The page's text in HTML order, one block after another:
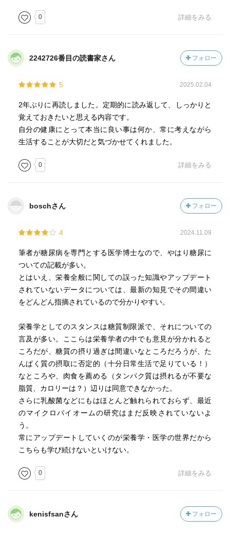
顔の擦り洗いはシワの原因 顔のマッサージもシワを増や
0 詳細をみる
2242726番目の読書家さん フォロー
5 2025.02.04
2年ぶりに再読しました。定期的に読み返して、しっかりと
覚えておきたいと思える内容です。
自分の健康にとって本当に良い事は何か、常に考えながら
生活することが大切だと気づかせてくれました。
0 詳細をみる
boschさん フォロー
4 2024.11.09
筆者が糖尿病を専門とする医学博士なので、やはり糖尿に
ついての記載が多い。
とはいえ、栄養全般に関しての誤った知識やアップデート
されていないデータについては、最新の知見でその間違い
をどんどん指摘されているので分かりやすい。
栄養学としてのスタンスは糖質制限派で、それについての
言及が多い。ここらは栄養学者の中でも意見が分かれると
ころだが、糖質の摂り過ぎは間違いなところだろうが、た
んぱく質の摂取に否定的（十分日常生活で足りている！）
なところや、肉食を薦める（タンパク質は摂れるが不要な
脂質、カロリーは？）辺りは同意できなかった。
さらに乳酸菌などにもはほとんど触れられておらず、最近
のマイクロバイオームの研究はまだ反映されていないよ
う。
常にアップデートしていくのが栄養学・医学の世界だから
こちらも学び続けないといけない。
0 詳細をみる
kenisfsanさん フォロー